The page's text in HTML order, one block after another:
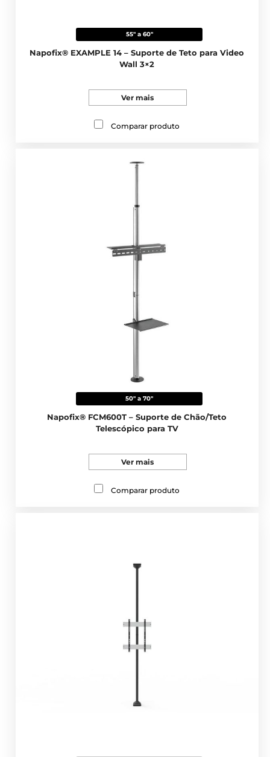
55" a 60"
Napofix® EXAMPLE 14 – Suporte de Teto para Video
Wall 3×2
Ver mais
Comparar produto
50" a 70"
Napofix® FCM600T – Suporte de Chão/Teto
Telescópico para TV
Ver mais
Comparar produto